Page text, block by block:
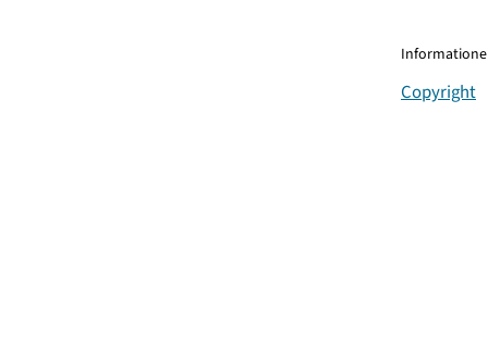
Copyright